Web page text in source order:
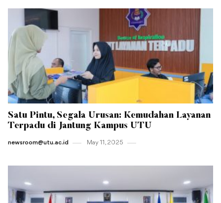
Satu Pintu, Segala Urusan: Kemudahan Layanan
Terpadu di Jantung Kampus UTU
newsroom@utu.ac.id May 11 , 2025